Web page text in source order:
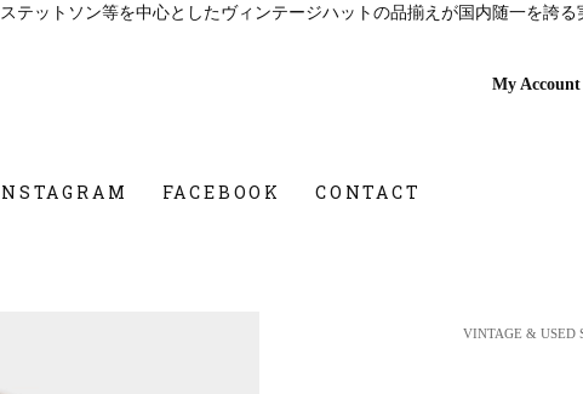
ットソン等を中心としたヴィンテージハットの品揃えが国内随一を誇る
My Account
FACEBOOK CONTACT
VINTAGE & USED